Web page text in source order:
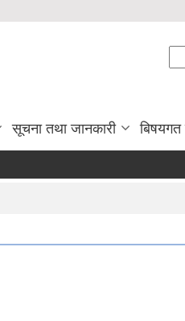
सूचना तथा जानकारी बिषयगत